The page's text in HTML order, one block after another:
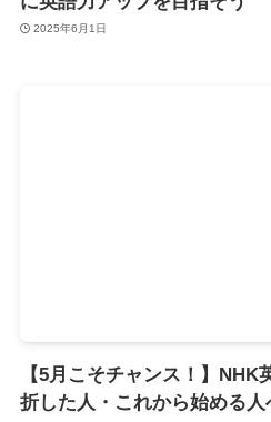
2025年6月1日
【5月こそチャンス！】
折した人・これから始める人